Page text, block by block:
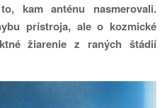
kam anténu nasmerovali.
prístroja, ale o kozmické
žiarenie z raných štádií